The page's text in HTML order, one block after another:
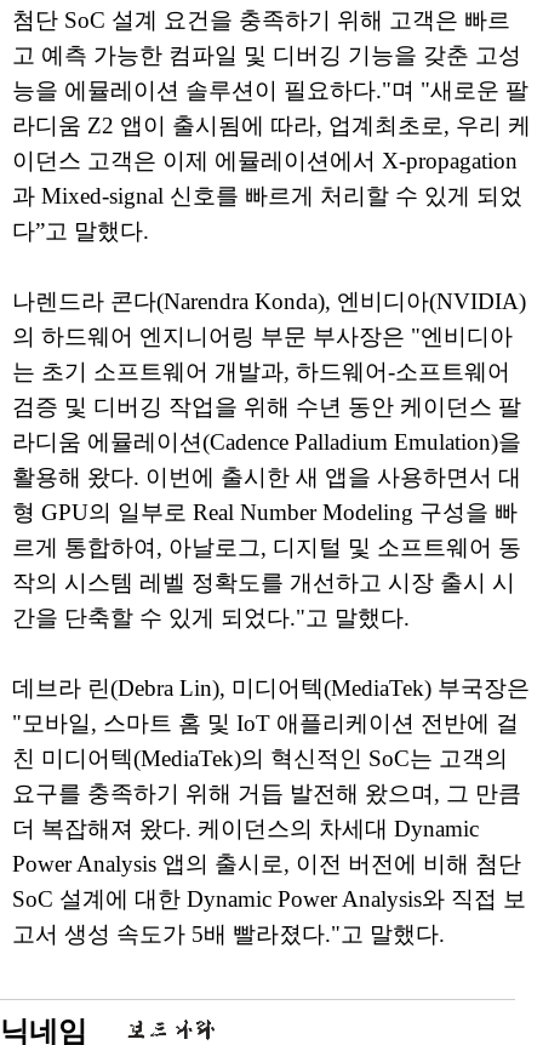
첨단 SoC 설계 요건을 충족하기 위해 고객은 빠르
고 예측 가능한 컴파일 및 디버깅 기능을 갖춘 고성
능을 에뮬레이션 솔루션이 필요하다."며 "새로운 팔
라디움 Z2 앱이 출시됨에 따라, 업계최초로, 우리 케
이던스 고객은 이제 에뮬레이션에서 X-propagation
과 Mixed-signal 신호를 빠르게 처리할 수 있게 되었
다”고 말했다.
나렌드라 콘다(Narendra Konda), 엔비디아(NVIDIA)
의 하드웨어 엔지니어링 부문 부사장은 "엔비디아
는 초기 소프트웨어 개발과, 하드웨어-소프트웨어
검증 및 디버깅 작업을 위해 수년 동안 케이던스 팔
라디움 에뮬레이션(Cadence Palladium Emulation)을
활용해 왔다. 이번에 출시한 새 앱을 사용하면서 대
형 GPU의 일부로 Real Number Modeling 구성을 빠
르게 통합하여, 아날로그, 디지털 및 소프트웨어 동
작의 시스템 레벨 정확도를 개선하고 시장 출시 시
간을 단축할 수 있게 되었다."고 말했다.
데브라 린(Debra Lin), 미디어텍(MediaTek) 부국장은
"모바일, 스마트 홈 및 IoT 애플리케이션 전반에 걸
친 미디어텍(MediaTek)의 혁신적인 SoC는 고객의
요구를 충족하기 위해 거듭 발전해 왔으며, 그 만큼
더 복잡해져 왔다. 케이던스의 차세대 Dynamic
Power Analysis 앱의 출시로, 이전 버전에 비해 첨단
SoC 설계에 대한 Dynamic Power Analysis와 직접 보
고서 생성 속도가 5배 빨라졌다."고 말했다.
닉네임